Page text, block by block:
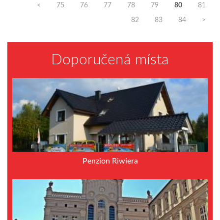
< 75 76 77 78 79 80 81
82 83 84 >
Doporučená místa
Penzion Riwiera